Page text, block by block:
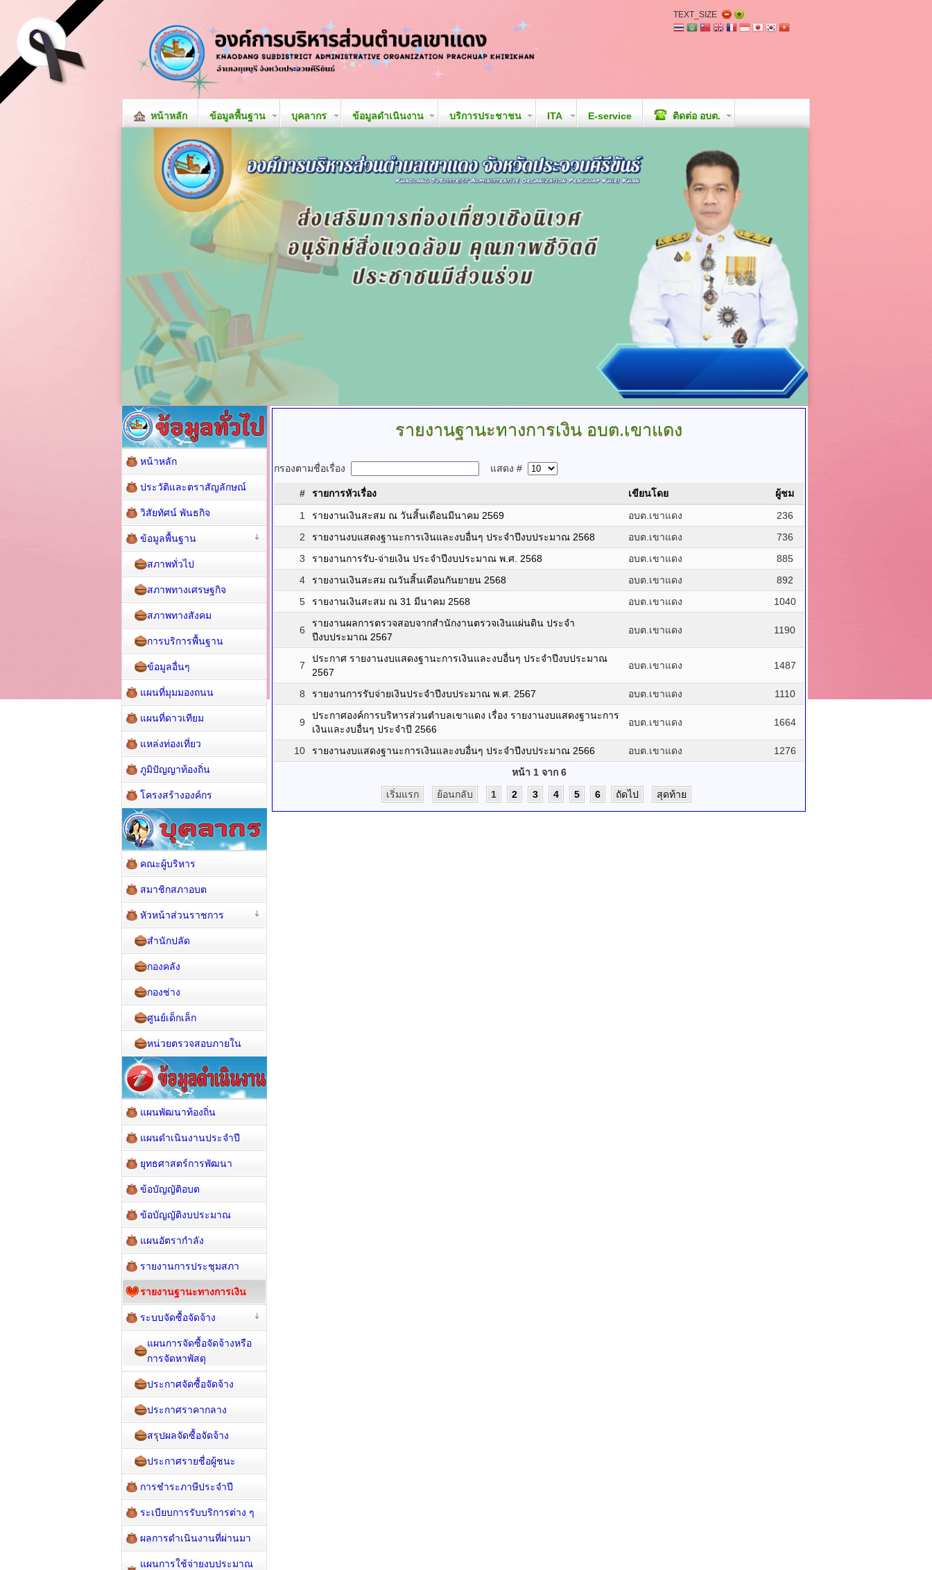
TEXT_SIZE
หน้าหลัก ข้อมูลพื้นฐาน บุคลากร ข้อมูลดำเนินงาน บริการประชาชน ITA E-service ติดต่อ อบต.
รายงานฐานะทางการเงิน อบต.เขาแดง
กรองตามชื่อเรื่อง แสดง #
# รายการหัวเรื่อง เขียนโดย
ผู้ชม
1
รายงานเงินสะสม ณ วันสิ้นเดือนมีนาคม 2569 อบต.เขาแดง
236
2
รายงานงบแสดงฐานะการเงินและงบอื่นๆ ประจำปีงบประมาณ 2568 อบต.เขาแดง
736
3
รายงานการรับ-จ่ายเงิน ประจำปีงบประมาณ พ.ศ. 2568 อบต.เขาแดง
885
4
รายงานเงินสะสม ณวันสิ้นเดือนกันยายน 2568 อบต.เขาแดง
892
5
รายงานเงินสะสม ณ 31 มีนาคม 2568 อบต.เขาแดง 1040
6
รายงานผลการตรวจสอบจากสำนักงานตรวจเงินแผ่นดิน ประจำ
ปีงบประมาณ 2567
อบต.เขาแดง 1190
7
ประกาศ รายงานงบแสดงฐานะการเงินและงบอื่นๆ ประจำปีงบประมาณ
2567
อบต.เขาแดง 1487
8 รายงานการรับจ่ายเงินประจำปีงบประมาณ พ.ศ. 2567 อบต.เขาแดง 1110
9
ประกาศองค์การบริหารส่วนตำบลเขาแดง เรื่อง รายงานงบแสดงฐานะการ
เงินและงบอื่นๆ ประจำปี 2566
อบต.เขาแดง 1664
10 รายงานงบแสดงฐานะการเงินและงบอื่นๆ ประจำปีงบประมาณ 2566 อบต.เขาแดง
1276
หน้า 1 จาก 6
เริ่มแรก
ย้อนกลับ 1 2 3 4 5 6 ถัดไป สุดท้าย
หน้าหลัก
ประวัติและตราสัญลักษณ์
วิสัยทัศน์ พันธกิจ
ข้อมูลพื้นฐาน
สภาพทั่วไป
สภาพทางเศรษฐกิจ
สภาพทางสังคม
การบริการพื้นฐาน
ข้อมูลอื่นๆ
แผนที่มุมมองถนน
แผนที่ดาวเทียม
แหล่งท่องเที่ยว
ภูมิปัญญาท้องถิ่น
โครงสร้างองค์กร
คณะผู้บริหาร
สมาชิกสภาอบต
หัวหน้าส่วนราชการ
สำนักปลัด
กองคลัง
กองช่าง
ศูนย์เด็กเล็ก
หน่วยตรวจสอบภายใน
แผนพัฒนาท้องถิ่น
แผนดำเนินงานประจำปี
ยุทธศาสตร์การพัฒนา
ข้อบัญญัติอบต
ข้อบัญญัติงบประมาณ
แผนอัตรากำลัง
รายงานการประชุมสภา
รายงานฐานะทางการเงิน
ระบบจัดซื้อจัดจ้าง
แผนการจัดซื้อจัดจ้างหรือ
การจัดหาพัสดุ
ประกาศจัดซื้อจัดจ้าง
ประกาศราคากลาง
สรุปผลจัดซื้อจัดจ้าง
ประกาศรายชื่อผู้ชนะ
การชำระภาษีประจำปี
ระเบียบการรับบริการต่าง ๆ
ผลการดำเนินงานที่ผ่านมา
แผนการใช้จ่ายงบประมาณ